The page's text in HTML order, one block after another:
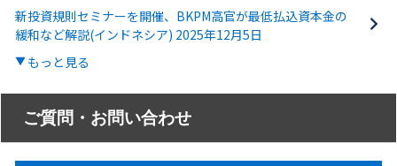
新投資規則セミナーを開催、BKPM高官が最低払込資本金の
緩和など解説(インドネシア) 2025年12月5日
もっと見る
ご質問・お問い合わせ